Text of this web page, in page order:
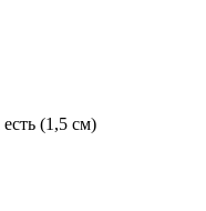
есть (1,5 см)